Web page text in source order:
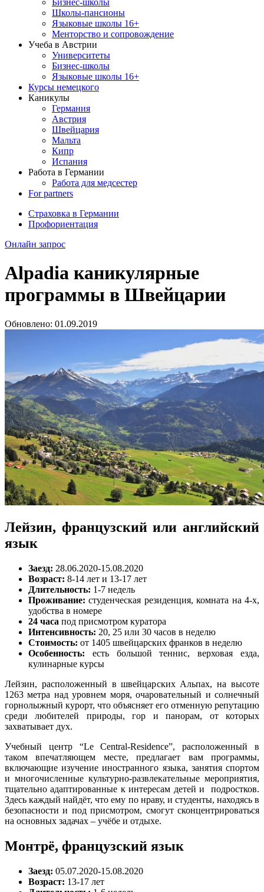
Школы-пансионы
Языковые школы 16+
Менторство и сопровождение
Учеба в Австрии
Университеты
Бизнес-школы
Языковые школы 16+
Курсы немецкого
Каникулы
Германия
Австрия
Швейцария
Мальта
Кипр
Испания
Работа в Германии
Работа для медсестер
For partners
Страховка в Германии
Профориентация
Онлайн запрос
Alpadia каникулярные
программы в Швейцарии
Обновлено: 01.09.2019
Лейзин, французский или английский
язык
Заезд: 28.06.2020-15.08.2020
Возраст: 8-14 лет и 13-17 лет
Длительность: 1-7 недель
Проживание: студенческая резиденция, комната на 4-х,
удобства в номере
24 часа под присмотром куратора
Интенсивность: 20, 25 или 30 часов в неделю
Стоимость: от 1405 швейцарских франков в неделю
Особенность: есть большой теннис, верховая езда,
кулинарные курсы
Лейзин, расположенный в швейцарских Альпах, на высоте
1263 метра над уровнем моря, очаровательный и солнечный
горнолыжный курорт, что объясняет его отменную репутацию
среди любителей природы, гор и панорам, от которых
захватывает дух.
Учебный центр “Le Central-Residence”, расположенный в
таком впечатляющем месте, предлагает вам программы,
включающие изучение иностранного языка, занятия спортом
и многочисленные культурно-развлекательные мероприятия,
тщательно адаптированные к интересам детей и подростков.
Здесь каждый найдёт, что ему по нраву, и студенты, находясь в
безопасности и под присмотром, смогут сконцентрироваться
на основных задачах – учёбе и отдыхе.
Монтрё, французский язык
Заезд: 05.07.2020-15.08.2020
Возраст: 13-17 лет